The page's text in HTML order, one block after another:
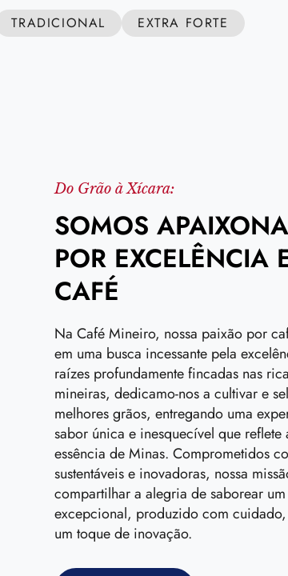
TRADICIONAL EXTRA FORTE
Do Grão à Xícara:
SOMOS
POR EXCELÊNCIA
CAFÉ
Na Café Mineiro, nossa paixão por
em uma busca incessante pela
raízes profundamente fincadas nas
mineiras, dedicamo-nos a cultivar e
melhores grãos, entregando uma
sabor única e inesquecível que reflete
essência de Minas. Comprometidos
sustentáveis e inovadoras, nossa
compartilhar a alegria de saborear
excepcional, produzido com
um toque de inovação.